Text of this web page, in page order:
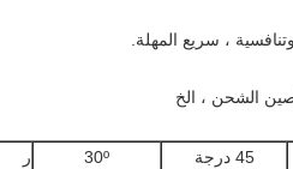
45 درجة 30º
ر